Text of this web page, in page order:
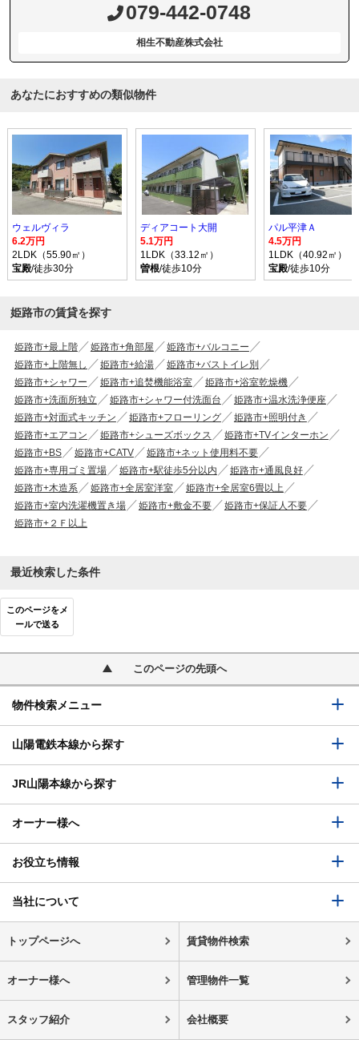
079-442-0748
相生不動産株式会社
あなたにおすすめの類似物件
ウェルヴィラ
6.2万円
2LDK（55.90㎡）
宝殿/徒歩30分
ディアコート大開
5.1万円
1LDK（33.12㎡）
曽根/徒歩10分
パル平津Ａ
4.5万円
1LDK（40.92㎡）
宝殿/徒歩10分
姫路市の賃貸を探す
姫路市+最上階 姫路市+角部屋
姫路市+バルコニー
姫路市+上階無し
姫路市+給湯
姫路市+バストイレ別
姫路市+シャワー
姫路市+追焚機能浴室
姫路市+浴室乾燥機
姫路市+洗面所独立
姫路市+シャワー付洗面台
姫路市+温水洗浄便座
姫路市+対面式キッチン
姫路市+フローリング
姫路市+照明付き
姫路市+エアコン
姫路市+シューズボックス
姫路市+TVインターホン
姫路市+BS
姫路市+CATV
姫路市+ネット使用料不要
姫路市+専用ゴミ置場
姫路市+駅徒歩5分以内
姫路市+通風良好
姫路市+木造系
姫路市+全居室洋室
姫路市+全居室6畳以上
姫路市+室内洗濯機置き場
姫路市+敷金不要
姫路市+保証人不要
姫路市+２Ｆ以上
最近検索した条件
このページをメ
ールで送る
このページの先頭へ
物件検索メニュー
山陽電鉄本線から探す
JR山陽本線から探す
オーナー様へ
お役立ち情報
当社について
トップページへ 賃貸物件検索
オーナー様へ 管理物件一覧
スタッフ紹介 会社概要